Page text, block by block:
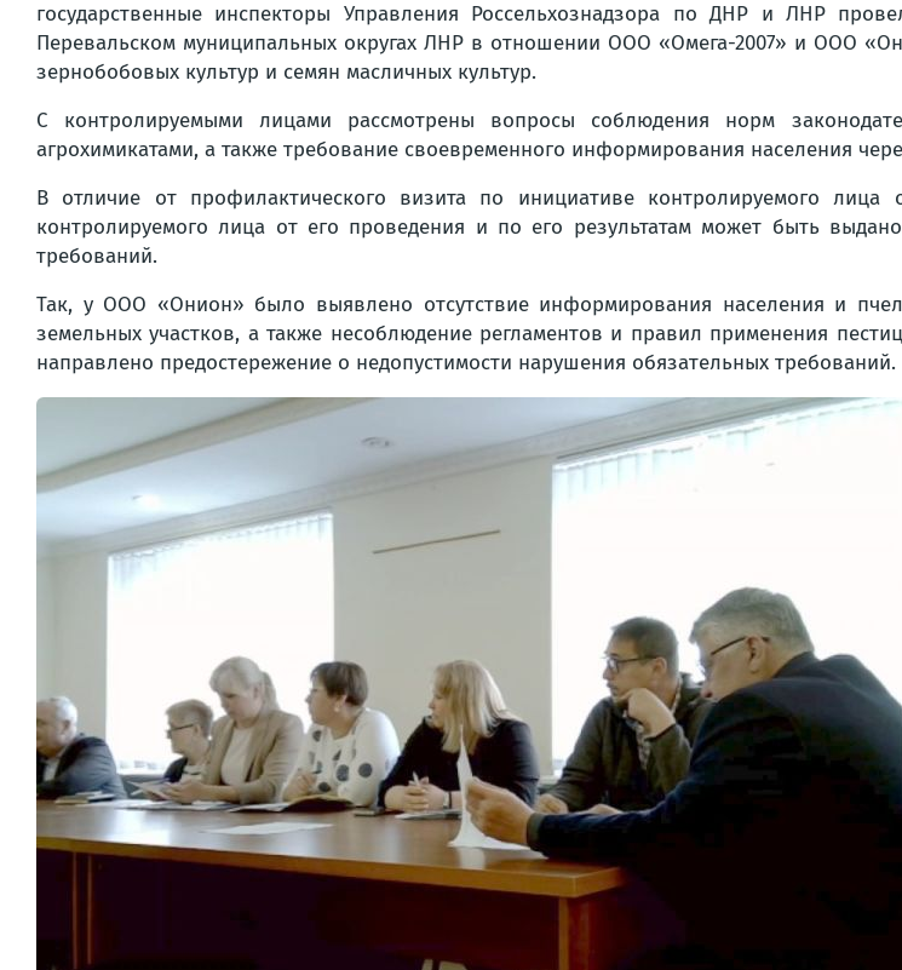
государственные инспекторы Управления Россельхознадзора по ДНР и ЛНР
Перевальском муниципальных округах ЛНР в отношении ООО «Омега-2007» и ООО
зернобобовых культур и семян масличных культур.
С контролируемыми лицами рассмотрены вопросы соблюдения норм
агрохимикатами, а также требование своевременного информирования населения
В отличие от профилактического визита по инициативе контролируемого лица
контролируемого лица от его проведения и по его результатам может быть
требований.
Так, у ООО «Онион» было выявлено отсутствие информирования населения и
земельных участков, а также несоблюдение регламентов и правил применения
направлено предостережение о недопустимости нарушения обязательных требований.